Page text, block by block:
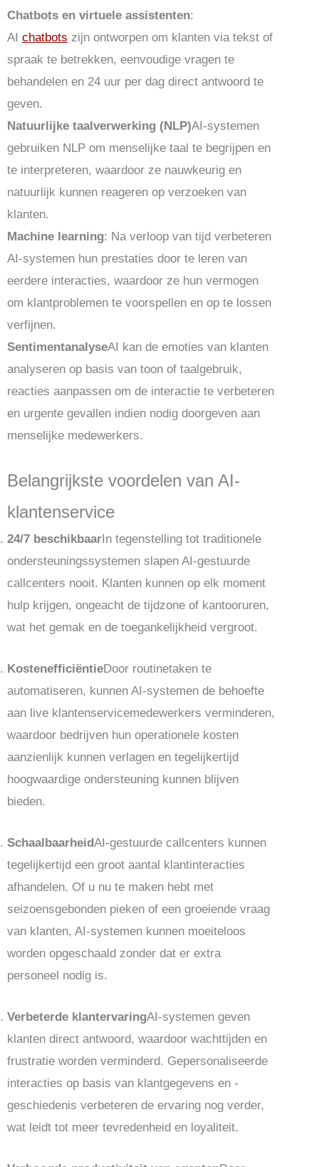
Chatbots en virtuele assistenten:
AI chatbots zijn ontworpen om klanten via tekst of
spraak te betrekken, eenvoudige vragen te
behandelen en 24 uur per dag direct antwoord te
geven.
Natuurlijke taalverwerking (NLP)AI-systemen
gebruiken NLP om menselijke taal te begrijpen en
te interpreteren, waardoor ze nauwkeurig en
natuurlijk kunnen reageren op verzoeken van
klanten.
Machine learning: Na verloop van tijd verbeteren
AI-systemen hun prestaties door te leren van
eerdere interacties, waardoor ze hun vermogen
om klantproblemen te voorspellen en op te lossen
verfijnen.
SentimentanalyseAI kan de emoties van klanten
analyseren op basis van toon of taalgebruik,
reacties aanpassen om de interactie te verbeteren
en urgente gevallen indien nodig doorgeven aan
menselijke medewerkers.
Belangrijkste voordelen van AI-
klantenservice
24/7 beschikbaarIn tegenstelling tot traditionele
ondersteuningssystemen slapen AI-gestuurde
callcenters nooit. Klanten kunnen op elk moment
hulp krijgen, ongeacht de tijdzone of kantooruren,
wat het gemak en de toegankelijkheid vergroot.
KostenefficiëntieDoor routinetaken te
automatiseren, kunnen AI-systemen de behoefte
aan live klantenservicemedewerkers verminderen,
waardoor bedrijven hun operationele kosten
aanzienlijk kunnen verlagen en tegelijkertijd
hoogwaardige ondersteuning kunnen blijven
bieden.
SchaalbaarheidAI-gestuurde callcenters kunnen
tegelijkertijd een groot aantal klantinteracties
afhandelen. Of u nu te maken hebt met
seizoensgebonden pieken of een groeiende vraag
van klanten, AI-systemen kunnen moeiteloos
worden opgeschaald zonder dat er extra
personeel nodig is.
Verbeterde klantervaringAI-systemen geven
klanten direct antwoord, waardoor wachttijden en
frustratie worden verminderd. Gepersonaliseerde
interacties op basis van klantgegevens en -
geschiedenis verbeteren de ervaring nog verder,
wat leidt tot meer tevredenheid en loyaliteit.